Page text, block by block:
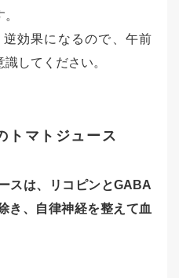
効果になるので、午前
してください。
トマトジュース
スは、リコピンとGABA
き、自律神経を整えて血